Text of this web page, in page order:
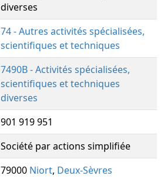
diverses
74 - Autres activités spécialisées,
scientifiques et techniques
7490B - Activités spécialisées,
scientifiques et techniques
diverses
901 919 951
Société par actions simplifiée
79000 Niort, Deux-Sèvres